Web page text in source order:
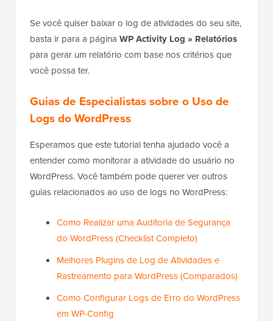
Se você quiser baixar o log de atividades do seu site,
basta ir para a página WP Activity Log » Relatórios
para gerar um relatório com base nos critérios que
você possa ter.
Guias de Especialistas sobre o Uso de
Logs do WordPress
Esperamos que este tutorial tenha ajudado você a
entender como monitorar a atividade do usuário no
WordPress. Você também pode querer ver outros
guias relacionados ao uso de logs no WordPress:
Como Realizar uma Auditoria de Segurança
do WordPress (Checklist Completo)
Melhores Plugins de Log de Atividades e
Rastreamento para WordPress (Comparados)
Como Configurar Logs de Erro do WordPress
em WP-Config